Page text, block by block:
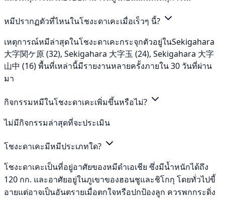
หมีปรากฏตัวที่ไหนในโชงะดาเคะเมื่อเร็วๆ นี้?
เหตุการณ์หมีล่าสุดในโชงะดาเคะกระจุกตัวอยู่ในSekigahara
大字関ケ原 (32), Sekigahara 大字玉 (24), Sekigahara 大字
山中 (16) พื้นที่เหล่านี้มีรายงานหลายครั้งภายใน 30 วันที่ผ่าน
มา
กิจกรรมหมีในโชงะดาเคะเพิ่มขึ้นหรือไม่?
ไม่มีกิจกรรมล่าสุดที่จะประเมิน
โชงะดาเคะมีหมีประเภทใด?
โชงะดาเคะเป็นที่อยู่อาศัยของหมีดำเอเชีย ซึ่งมีน้ำหนักได้ถึง
120 กก. และอาศัยอยู่ในภูเขาของฮอนชูและชิโกกุ โดยทั่วไปขี้
อายแต่อาจเป็นอันตรายเมื่อตกใจหรือปกป้องลูก ควรพกกระดิ่ง